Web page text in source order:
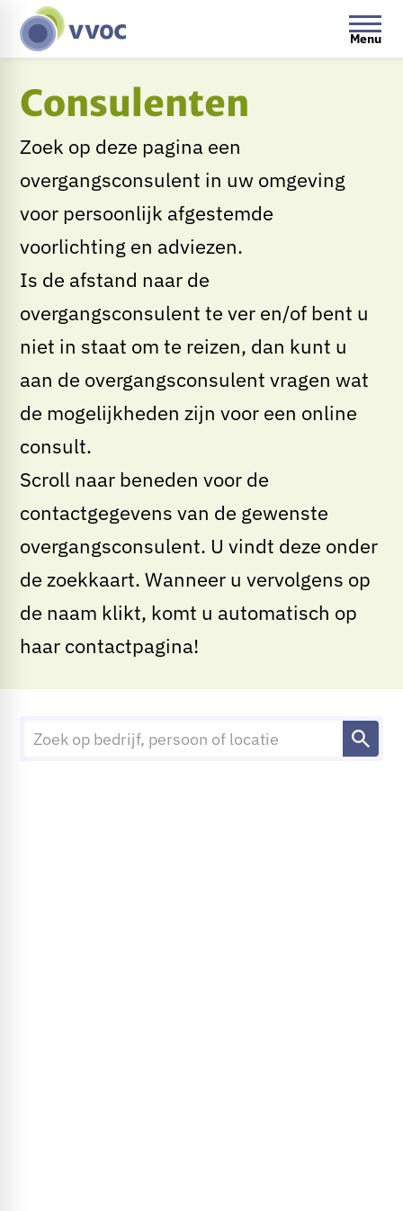
Menu
Consulenten
Zoek op deze pagina een
overgangsconsulent in uw omgeving
voor persoonlijk afgestemde
voorlichting en adviezen.
Is de afstand naar de
overgangsconsulent te ver en/of bent u
niet in staat om te reizen, dan kunt u
aan de overgangsconsulent vragen wat
de mogelijkheden zijn voor een online
consult.
Scroll naar beneden voor de
contactgegevens van de gewenste
overgangsconsulent. U vindt deze onder
de zoekkaart. Wanneer u vervolgens op
de naam klikt, komt u automatisch op
haar contactpagina!